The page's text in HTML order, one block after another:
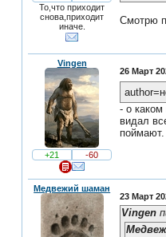
То,что приходит
снова,приходит
иначе.
Смотрю
Vingen
+21 -60
26 Март
- о
видал
поймают.
Медвежий шаман
23 Март
Vingen